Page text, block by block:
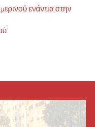
ενάντια στην